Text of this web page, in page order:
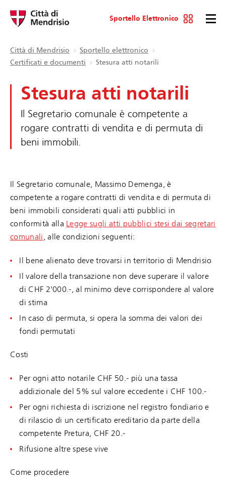
Sportello Elettronico
Città di Mendrisio
Sportello elettronico
Certificati e documenti
Stesura atti notarili
Stesura atti notarili
Il Segretario comunale è competente a
rogare contratti di vendita e di permuta di
beni immobili.
Il Segretario comunale, Massimo Demenga, è
competente a rogare contratti di vendita e di permuta di
beni immobili considerati quali atti pubblici in
conformità alla Legge sugli atti pubblici stesi dai segretari
comunali, alle condizioni seguenti:
Il bene alienato deve trovarsi in territorio di Mendrisio
Il valore della transazione non deve superare il valore
di CHF 2'000.-, al minimo deve corrispondere al valore
di stima
In caso di permuta, si opera la somma dei valori dei
fondi permutati
Costi
Per ogni atto notarile CHF 50.- più una tassa
addizionale del 5% sul valore eccedente i CHF 100.-
Per ogni richiesta di iscrizione nel registro fondiario e
di rilascio di un certificato ereditario da parte della
competente Pretura, CHF 20.-
Rifusione altre spese vive
Come procedere